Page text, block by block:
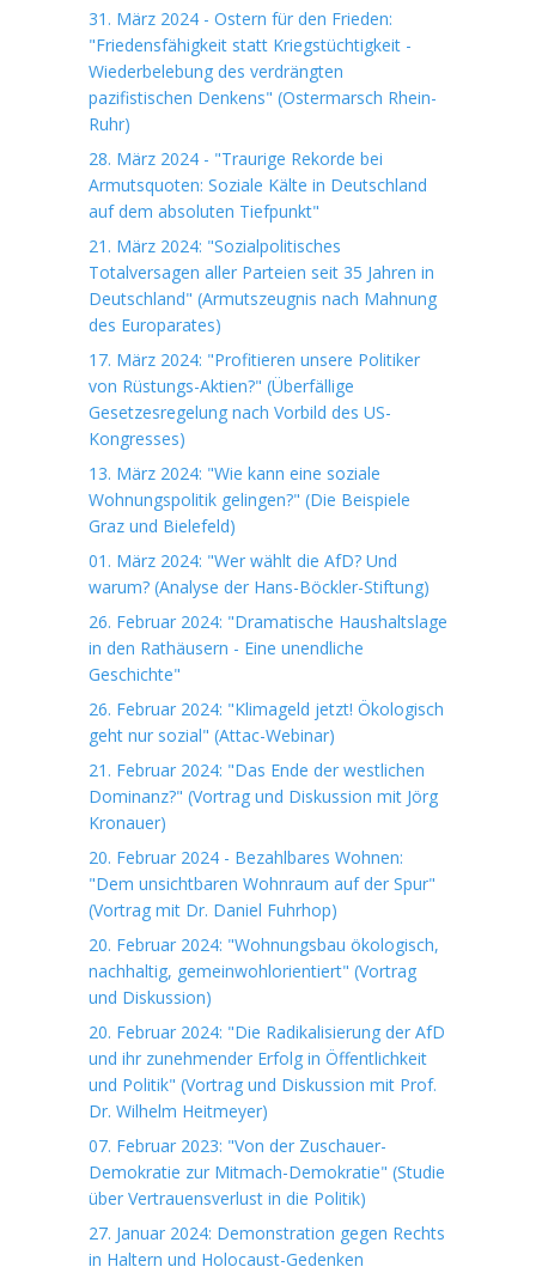
31. März 2024 - Ostern für den Frieden:
"Friedensfähigkeit statt Kriegstüchtigkeit -
Wiederbelebung des verdrängten
pazifistischen Denkens" (Ostermarsch Rhein-
Ruhr)
28. März 2024 - "Traurige Rekorde bei
Armutsquoten: Soziale Kälte in Deutschland
auf dem absoluten Tiefpunkt"
21. März 2024: "Sozialpolitisches
Totalversagen aller Parteien seit 35 Jahren in
Deutschland" (Armutszeugnis nach Mahnung
des Europarates)
17. März 2024: "Profitieren unsere Politiker
von Rüstungs-Aktien?" (Überfällige
Gesetzesregelung nach Vorbild des US-
Kongresses)
13. März 2024: "Wie kann eine soziale
Wohnungspolitik gelingen?" (Die Beispiele
Graz und Bielefeld)
01. März 2024: "Wer wählt die AfD? Und
warum? (Analyse der Hans-Böckler-Stiftung)
26. Februar 2024: "Dramatische Haushaltslage
in den Rathäusern - Eine unendliche
Geschichte"
26. Februar 2024: "Klimageld jetzt! Ökologisch
geht nur sozial" (Attac-Webinar)
21. Februar 2024: "Das Ende der westlichen
Dominanz?" (Vortrag und Diskussion mit Jörg
Kronauer)
20. Februar 2024 - Bezahlbares Wohnen:
"Dem unsichtbaren Wohnraum auf der Spur"
(Vortrag mit Dr. Daniel Fuhrhop)
20. Februar 2024: "Wohnungsbau ökologisch,
nachhaltig, gemeinwohlorientiert" (Vortrag
und Diskussion)
20. Februar 2024: "Die Radikalisierung der AfD
und ihr zunehmender Erfolg in Öffentlichkeit
und Politik" (Vortrag und Diskussion mit Prof.
Dr. Wilhelm Heitmeyer)
07. Februar 2023: "Von der Zuschauer-
Demokratie zur Mitmach-Demokratie" (Studie
über Vertrauensverlust in die Politik)
27. Januar 2024: Demonstration gegen Rechts
in Haltern und Holocaust-Gedenken